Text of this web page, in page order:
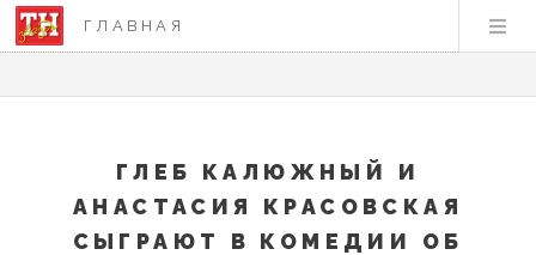
ГЛАВНАЯ
ГЛЕБ КАЛЮЖНЫЙ И
АНАСТАСИЯ КРАСОВСКАЯ
СЫГРАЮТ В КОМЕДИИ ОБ